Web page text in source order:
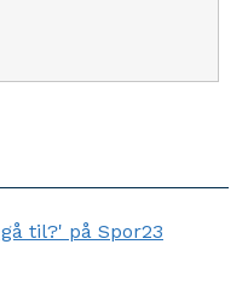
til?' på Spor23